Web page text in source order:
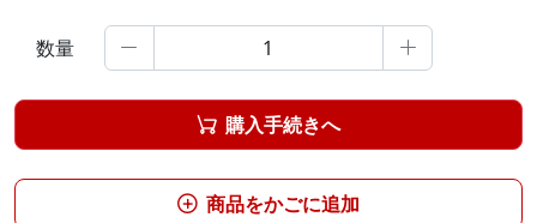
数量  
 購入手続きへ
 商品をかごに追加